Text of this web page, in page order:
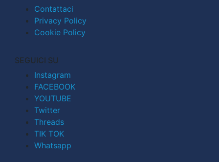
Contattaci
Privacy Policy
Cookie Policy
SEGUICI SU
Instagram
FACEBOOK
YOUTUBE
Twitter
Threads
TIK TOK
Whatsapp